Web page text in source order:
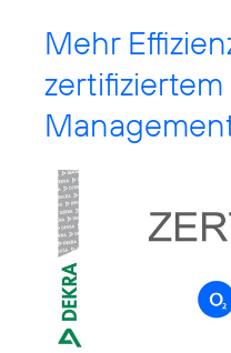
Mehr
zertifiziertem